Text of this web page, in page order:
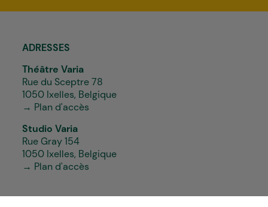
ADRESSES
Théâtre Varia
Rue du Sceptre 78
1050 Ixelles, Belgique
→ Plan d'accès
Studio Varia
Rue Gray 154
1050 Ixelles, Belgique
→ Plan d'accès